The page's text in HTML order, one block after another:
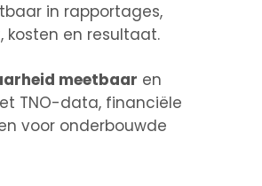
in rapportages,
en resultaat.
meetbaar en
TNO-data, financiële
voor onderbouwde